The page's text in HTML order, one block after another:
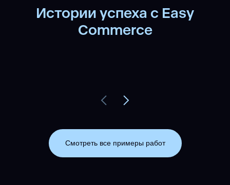
Истории успеха с Easy
Commerce
Смотреть все примеры работ